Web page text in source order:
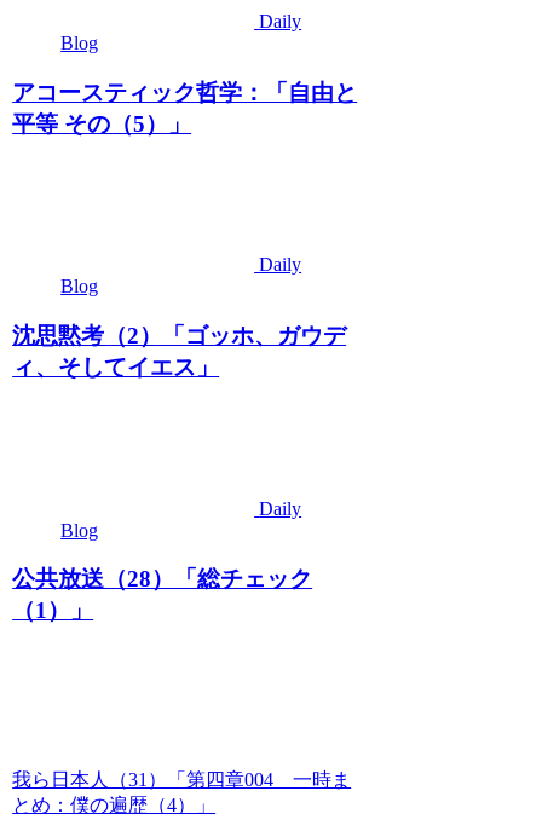
Daily
Blog
アコースティック哲学：「自由と
平等 その（5）」
Daily
Blog
沈思黙考（2）「ゴッホ、ガウデ
ィ、そしてイエス」
Daily
Blog
公共放送（28）「総チェック
（1）」
我ら日本人（31）「第四章004 一時ま
とめ：僕の遍歴（4）」